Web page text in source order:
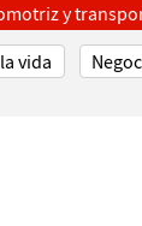
y
vida